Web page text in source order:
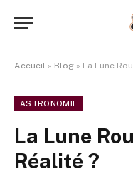
Accueil » Blog » La Lune
ASTRONOMIE
La Lune
Réalité ?